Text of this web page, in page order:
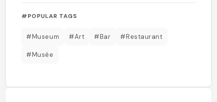
#POPULAR TAGS
#Museum #Art #Bar #Restaurant
#Musée